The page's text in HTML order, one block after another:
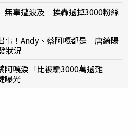
無辜遭波及 挨轟還掉3000粉絲
事！Andy、蔡阿嘎都是 唐綺陽
狀況
阿嘎淚「比被騙3000萬還難
曝光